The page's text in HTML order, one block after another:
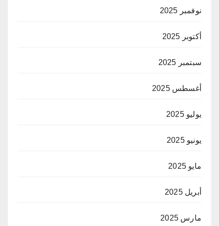
نوفمبر 2025
أكتوبر 2025
سبتمبر 2025
أغسطس 2025
يوليو 2025
يونيو 2025
مايو 2025
أبريل 2025
مارس 2025